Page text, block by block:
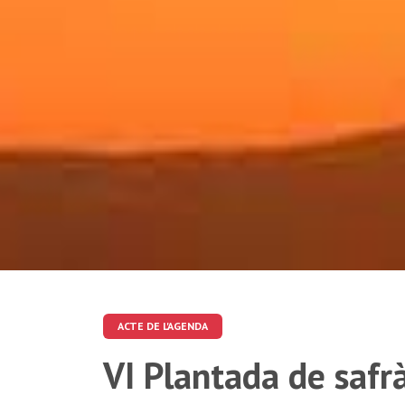
ACTE DE L'AGENDA
VI Plantada de